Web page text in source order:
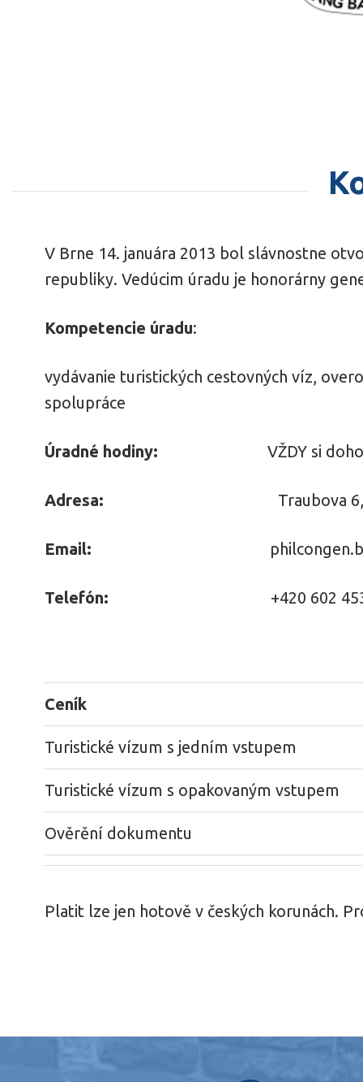
V Brne 14. januára 2013 bol slávnostne
republiky. Vedúcim úradu je honorárny
Kompetencie úradu:
vydávanie turistických cestovných víz,
spolupráce
Úradné hodiny: VŽDY si dohodnite
Adresa: Traubova 6, 602
Email:
Telefón: +420 602
Ceník
Turistické vízum s jedním vstupem
Turistické vízum s opakovaným vstupem
Ověrění dokumentu
Platit lze jen hotově v českých korunách.